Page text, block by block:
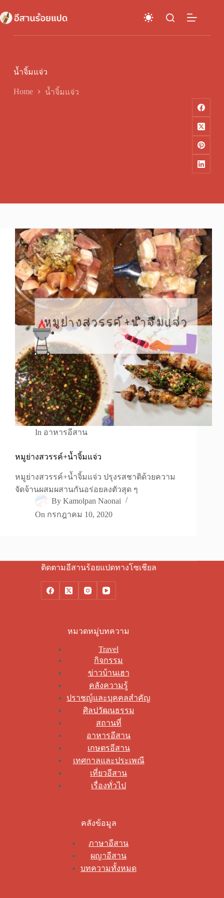
to
content
น้ำจิ้มแจ่ว
Home น้ำจิ้มแจ่ว
In อาหารอีสาน
หมูย่างสวรรค์+น้ำจิ้มแจ่ว
หมูย่างสวรรค์+น้ำจิ้มแจ่ว ปรุงรสชาติด้วยความ
จัดจ้านผสมผสานกันอร่อยลงตัวสุด ๆ
By Kamolpan Naonai
On กรกฎาคม 10, 2020
ติดตามอีสานร้อยแปดทางโซเชียล
หมวดหมู่บทความ
Travel
กิจกรรม
ข่าวบ้านเฮา
คลังความรู้
ปราชญ์และบุคคลสำคัญ
ศิลปวัฒนธรรม
สถานที่
อาหารอีสาน
เกษตรอีสาน
เทศกาลและประเพณี
เที่ยวอีสาน
เรื่องทั่วไป
คลังข้อมูล
ภาษาอีสาน
ผญาอีสาน
บทความทั้งหมด